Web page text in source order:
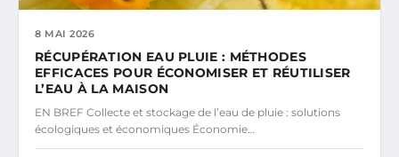
8 MAI 2026
RÉCUPÉRATION EAU PLUIE : MÉTHODES
EFFICACES POUR ÉCONOMISER ET RÉUTILISER
L’EAU À LA MAISON
EN BREF Collecte et stockage de l’eau de pluie : solutions
écologiques et économiques Économie…